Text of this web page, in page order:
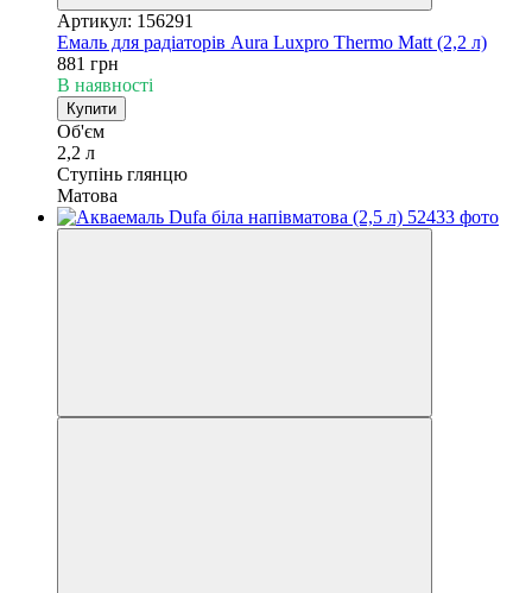
Артикул: 156291
Емаль для радіаторів Aura Luxpro Thermo Matt (2,2 л)
881 грн
В наявності
Купити
Об'єм
2,2 л
Ступінь глянцю
Матова